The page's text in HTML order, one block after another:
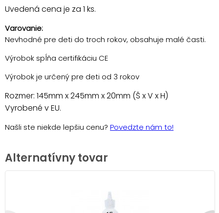
Uvedená cena je za 1 ks.
Varovanie:
Nevhodné pre deti do troch rokov, obsahuje malé časti.
Výrobok spĺňa certifikáciu CE
Výrobok je určený pre deti od 3 rokov
Rozmer: 145mm x 245mm x 20mm (Š x V x H)
Vyrobené v EU.
Našli ste niekde lepšiu cenu? Povedzte nám to!
Alternatívny tovar